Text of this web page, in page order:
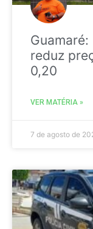
reduz
0,20
VER MATÉRIA »
7 de agosto de